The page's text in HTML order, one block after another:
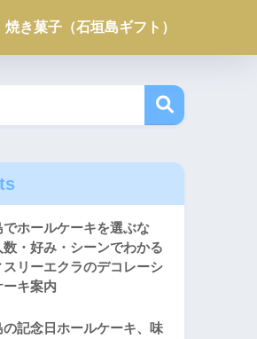
焼き菓子（石垣島ギフト）
でホールケーキを選ぶな
数・好み・シーンでわかる
スリーエクラのデコレーシ
ーキ案内
の記念日ホールケーキ、味